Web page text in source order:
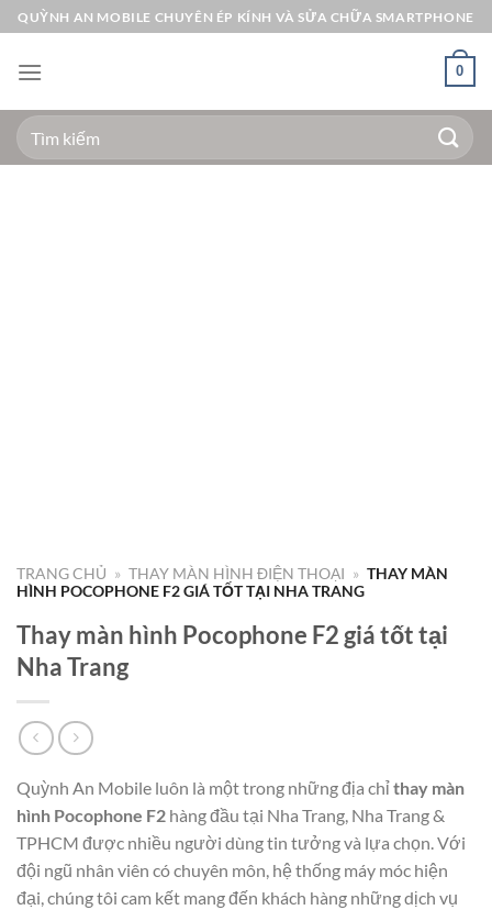
Bỏ
qua
nội
QUỲNH AN MOBILE CHUYÊN ÉP KÍNH VÀ SỬA CHỮA SMARTPHONE
0
Tìm
kiếm:
TRANG CHỦ » THAY MÀN HÌNH ĐIỆN THOẠI » THAY MÀN
HÌNH POCOPHONE F2 GIÁ TỐT TẠI NHA TRANG
Thay màn hình Pocophone F2 giá tốt tại
Nha Trang
Quỳnh An Mobile luôn là một trong những địa chỉthay màn
hình Pocophone F2 hàng đầu tại Nha Trang, Nha Trang &
TPHCM được nhiều người dùng tin tưởng và lựa chọn. Với
đội ngũ nhân viên có chuyên môn, hệ thống máy móc hiện
đại, chúng tôi cam kết mang đến khách hàng những dịch vụ